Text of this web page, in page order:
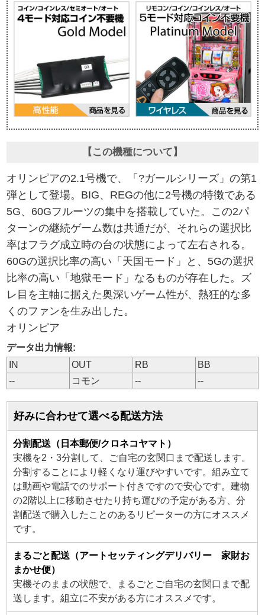
【この機種について】
オリンピアの2.1号機で、「?ガールシリーズ」の第1
弾として登場。BIG、REGの他に2号機の特徴である
5G、60Gフルーツの集中を搭載していた。この2パ
ターンの継続ゲーム数は共通だが、それらの選択比
率はフラグ成立時の台の状態によって左右される。
60Gの選択比率の高い「天国モード」と、5Gの選択
比率の高い「地獄モード」なるものが存在した。ズ
レ目を主軸に据えた奥深いゲーム性が、熱狂的な多
くのファンを生み出した。
オリンピア
データ出力情報:
IN
OUT RB
BB
--
コモン -- --
好みに合わせて選べる配送方法
分割配送（日本郵便/クロネコヤマト）
実機を2・3分割して、ご自宅の玄関口まで配送します。
分割することにより軽くなり運びやすいです。組み立て
は動画や電話でのサポート付きですので安心です。建物
の2階以上に移動させたり持ち運びの予定がある方、分
割配送で購入したことのあるリピーターの方にオススメ
です。
まるごと配送（アートセッティングデリバリー 家財お
まかせ便）
実機そのままの状態で、まるごとご自宅の玄関口まで配
送します。組立に不安がある方にオススメです。